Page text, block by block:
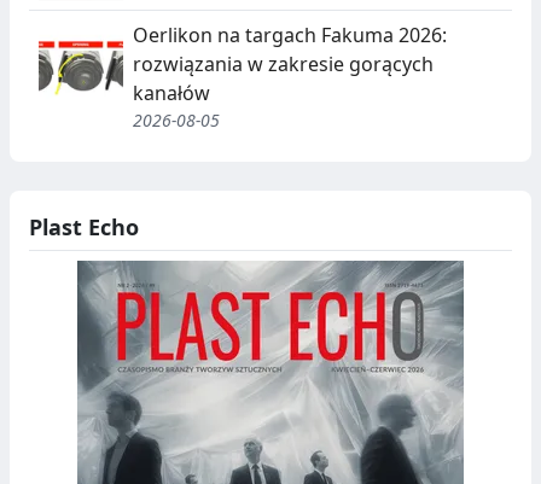
Oerlikon na targach Fakuma 2026:
rozwiązania w zakresie gorących
kanałów
2026-08-05
Plast Echo